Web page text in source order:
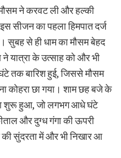
ने करवट ली और हल्की
सीजन का पहला हिमपात दर्ज
सुबह से ही धाम का मौसम बेहद
यात्रा के उत्साह को और भी
तक बारिश हुई, जिससे मौसम
कोहरा छा गया। शाम छह बजे के
शुरू हुआ, जो लगभग आधे घंटे
और दुग्ध गंगा की ऊपरी
की सुंदरता में और भी निखार आ